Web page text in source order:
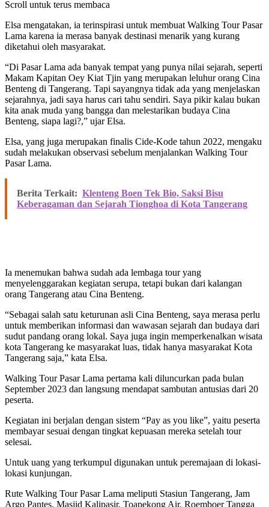
Scroll untuk terus membaca
Elsa mengatakan, ia terinspirasi untuk membuat Walking Tour Pasar
Lama karena ia merasa banyak destinasi menarik yang kurang
diketahui oleh masyarakat.
“Di Pasar Lama ada banyak tempat yang punya nilai sejarah, seperti
Makam Kapitan Oey Kiat Tjin yang merupakan leluhur orang Cina
Benteng di Tangerang. Tapi sayangnya tidak ada yang menjelaskan
sejarahnya, jadi saya harus cari tahu sendiri. Saya pikir kalau bukan
kita anak muda yang bangga dan melestarikan budaya Cina
Benteng, siapa lagi?,” ujar Elsa.
Elsa, yang juga merupakan finalis Cide-Kode tahun 2022, mengaku
sudah melakukan observasi sebelum menjalankan Walking Tour
Pasar Lama.
Berita Terkait: Klenteng Boen Tek Bio, Saksi Bisu
Keberagaman dan Sejarah Tionghoa di Kota Tangerang
Ia menemukan bahwa sudah ada lembaga tour yang
menyelenggarakan kegiatan serupa, tetapi bukan dari kalangan
orang Tangerang atau Cina Benteng.
“Sebagai salah satu keturunan asli Cina Benteng, saya merasa perlu
untuk memberikan informasi dan wawasan sejarah dan budaya dari
sudut pandang orang lokal. Saya juga ingin memperkenalkan wisata
kota Tangerang ke masyarakat luas, tidak hanya masyarakat Kota
Tangerang saja,” kata Elsa.
Walking Tour Pasar Lama pertama kali diluncurkan pada bulan
September 2023 dan langsung mendapat sambutan antusias dari 20
peserta.
Kegiatan ini berjalan dengan sistem “Pay as you like”, yaitu peserta
membayar sesuai dengan tingkat kepuasan mereka setelah tour
selesai.
Untuk uang yang terkumpul digunakan untuk peremajaan di lokasi-
lokasi kunjungan.
Rute Walking Tour Pasar Lama meliputi Stasiun Tangerang, Jam
Argo Pantes, Masjid Kalipasir, Toapekong Air, Roemboer Tangga